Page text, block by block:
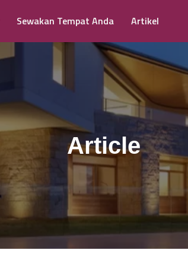
Sewakan Tempat Anda Artikel
Article